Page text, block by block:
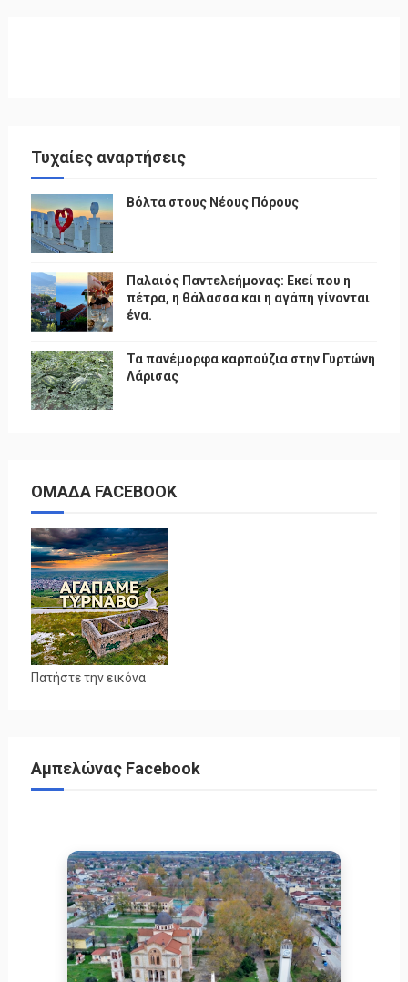
Τυχαίες αναρτήσεις
Βόλτα στους Νέους Πόρους
Παλαιός Παντελεήμονας: Εκεί που η
πέτρα, η θάλασσα και η αγάπη γίνονται
ένα.
Τα πανέμορφα καρπούζια στην Γυρτώνη
Λάρισας
ΟΜΑΔΑ FACEBOOK
Πατήστε την εικόνα
Αμπελώνας Facebook